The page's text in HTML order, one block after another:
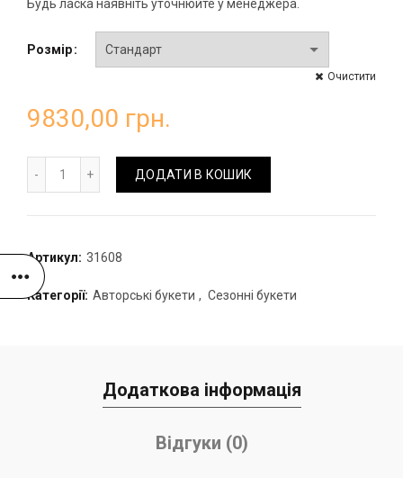
Будь ласка наявніть уточнюйте у менеджера.
Розмір
Очистити
9830,00 грн.
ДОДАТИ В КОШИК
Артикул: 31608
Категорії: Авторські букети , Сезонні букети
Додаткова інформація
Відгуки (0)